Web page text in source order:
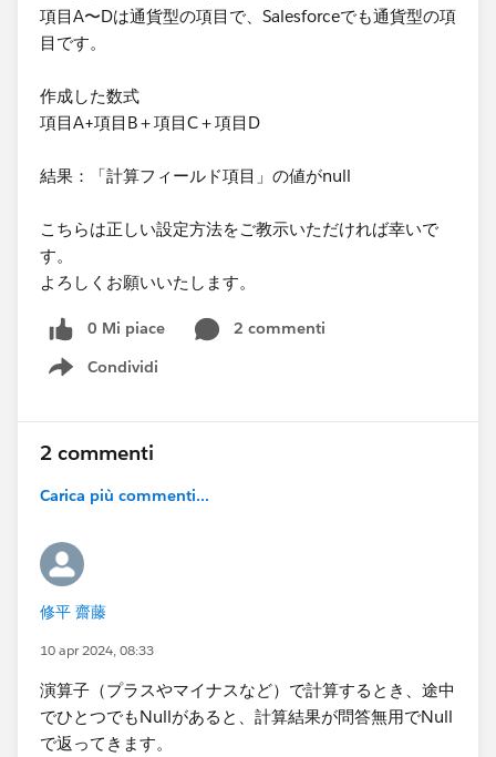
項目A〜Dは通貨型の項目で、Salesforceでも通貨型の項
目です。
作成した数式
項目A+項目B＋項目C＋項目D
結果：「計算フィールド項目」の値がnull
こちらは正しい設定方法をご教示いただければ幸いで
す。
よろしくお願いいたします。
0 Mi piace
2 commenti
Condividi
Show menu
2 commenti
Carica più commenti...
修平 齋藤
10 apr 2024, 08:33
演算子（プラスやマイナスなど）で計算するとき、途中
でひとつでもNullがあると、​計算結果が問答無用でNull
で返ってきます。